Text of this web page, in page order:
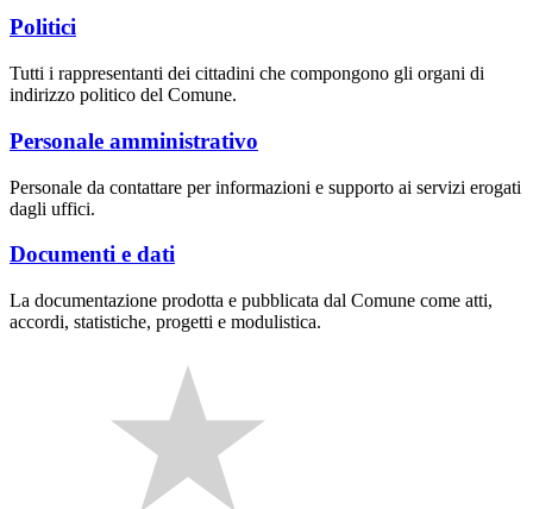
Politici
Tutti i rappresentanti dei cittadini che compongono gli organi di
indirizzo politico del Comune.
Personale amministrativo
Personale da contattare per informazioni e supporto ai servizi erogati
dagli uffici.
Documenti e dati
La documentazione prodotta e pubblicata dal Comune come atti,
accordi, statistiche, progetti e modulistica.